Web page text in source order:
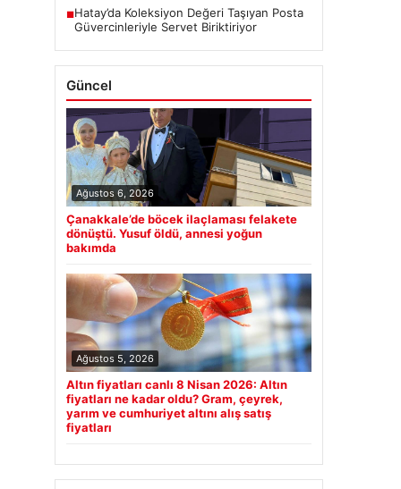
■Hatay’da Koleksiyon Değeri Taşıyan Posta
Güvercinleriyle Servet Biriktiriyor
Güncel
Ağustos 6, 2026
Çanakkale’de böcek ilaçlaması felakete
dönüştü. Yusuf öldü, annesi yoğun
bakımda
Ağustos 5, 2026
Altın fiyatları canlı 8 Nisan 2026: Altın
fiyatları ne kadar oldu? Gram, çeyrek,
yarım ve cumhuriyet altını alış satış
fiyatları